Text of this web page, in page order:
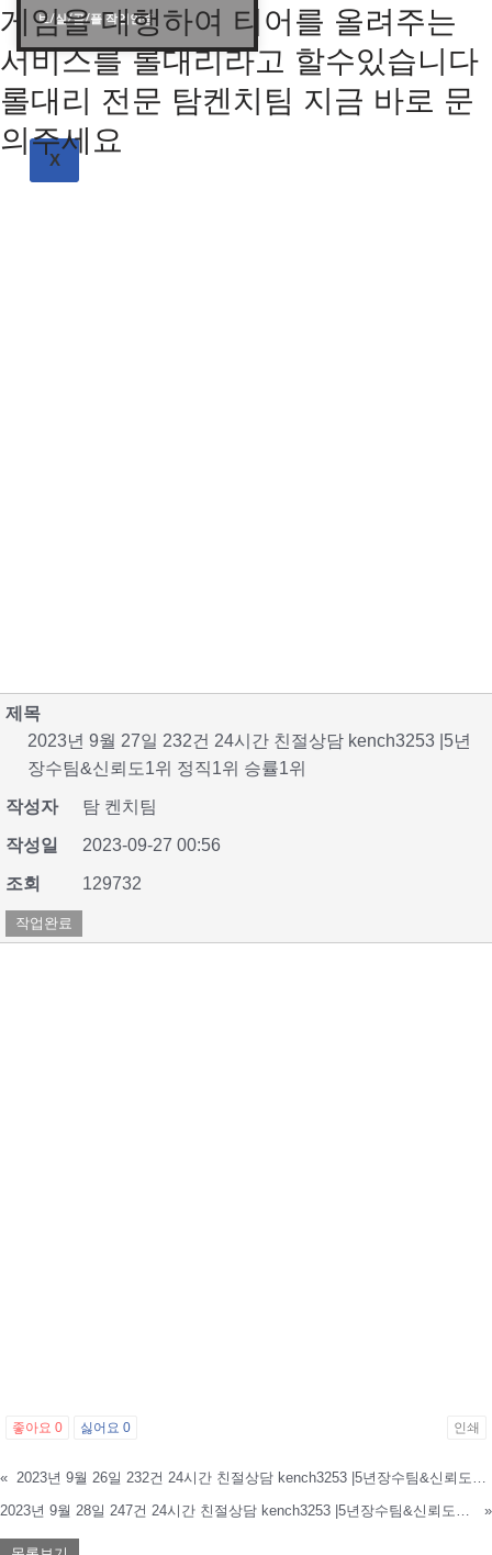
브/실/골/플 작업인증
X
게임을 대행하여 티어를 올려주는
서비스를 롤대리라고 할수있습니다
롤대리 전문 탐켄치팀 지금 바로 문
의주세요
제목
2023년 9월 27일 232건 24시간 친절상담 kench3253 |5년
장수팀&신뢰도1위 정직1위 승률1위
작성자 탐 켄치팀
작성일 2023-09-27 00:56
조회 129732
작업완료
좋아요 0 싫어요 0 인쇄
«
»